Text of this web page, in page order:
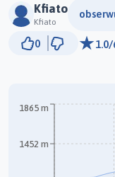
Kfiato
Kfiato
0 1.0/
1452 m
1865 m